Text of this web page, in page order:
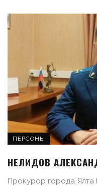
ПЕРСОНЫ
НЕЛИДОВ
Прокурор города Ялта